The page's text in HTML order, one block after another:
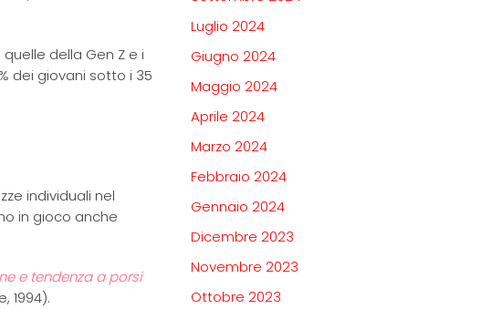
della Gen Z e i
dei giovani sotto i 35
individuali nel
in gioco anche
e tendenza a porsi
1994).
Luglio 2024
Giugno 2024
Maggio 2024
Aprile 2024
Marzo 2024
Febbraio 2024
Gennaio 2024
Dicembre 2023
Novembre 2023
Ottobre 2023